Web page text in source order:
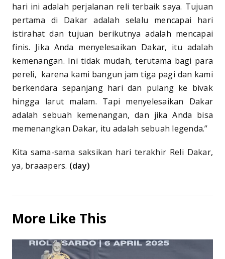
hari ini adalah perjalanan reli terbaik saya. Tujuan
pertama di Dakar adalah selalu mencapai hari
istirahat dan tujuan berikutnya adalah mencapai
finis. Jika Anda menyelesaikan Dakar, itu adalah
kemenangan. Ini tidak mudah, terutama bagi para
pereli, karena kami bangun jam tiga pagi dan kami
berkendara sepanjang hari dan pulang ke bivak
hingga larut malam. Tapi menyelesaikan Dakar
adalah sebuah kemenangan, dan jika Anda bisa
memenangkan Dakar, itu adalah sebuah legenda.”
Kita sama-sama saksikan hari terakhir Reli Dakar,
ya, braaapers. (day)
More Like This